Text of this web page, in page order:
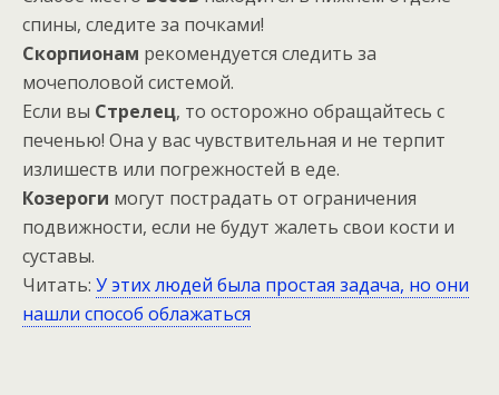
спины, следите за почками!
Скорпионам рекомендуется следить за
мочеполовой системой.
Если вы Стрелец, то осторожно обращайтесь с
печенью! Она у вас чувствительная и не терпит
излишеств или погрежностей в еде.
Козероги могут пострадать от ограничения
подвижности, если не будут жалеть свои кости и
суставы.
Читать: У этих людей была простая задача, но они
нашли способ облажаться